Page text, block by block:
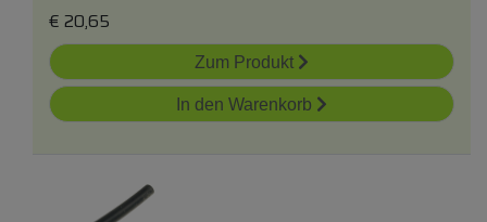
€ 20,65
Zum Produkt
In den Warenkorb